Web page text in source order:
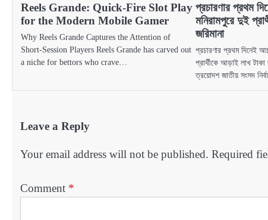
Reels Grande: Quick‑Fire Slot Play
for the Modern Mobile Gamer
Why Reels Grande Captures the Attention of
Short‑Session Players Reels Grande has carved out
a niche for bettors who crave…
প্রচারণার প্রথম
মনিরামপুরে দুই
জরিমানা
প্রচারণার প্রথম দিনেই
প্রার্থীকে আড়াই লাখ
ত্রয়োদশ জাতীয় সংসদ
Leave a Reply
Your email address will not be published. Required
Comment *